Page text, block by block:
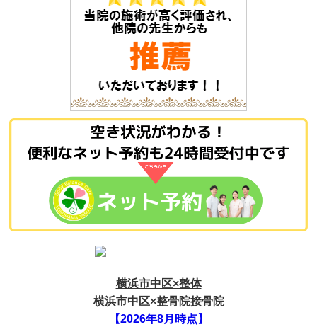
横浜市中区×整体
横浜市中区×整骨院接骨院
【2026年8月時点】